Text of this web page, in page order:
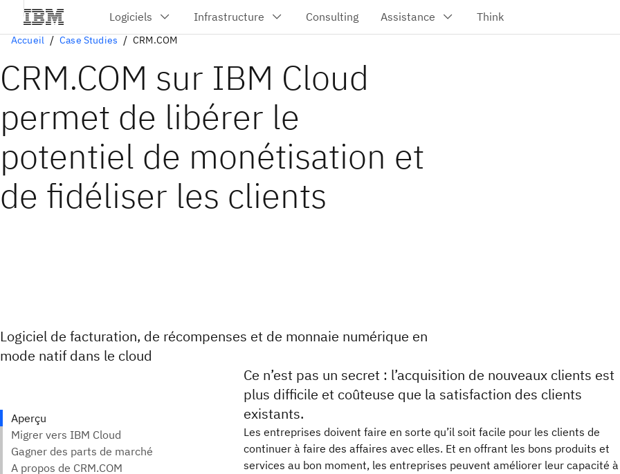
Accueil Case Studies CRM.COM
CRM.COM sur IBM Cloud
permet de libérer le
potentiel de monétisation et
de fidéliser les clients
Logiciel de facturation, de récompenses et de monnaie numérique en
mode natif dans le cloud
Ce n’est pas un secret : l’acquisition de nouveaux clients est
plus difficile et coûteuse que la satisfaction des clients
existants.
Les entreprises doivent faire en sorte qu’il soit facile pour les clients de
continuer à faire des affaires avec elles. Et en offrant les bons produits et
services au bon moment, les entreprises peuvent améliorer leur capacité à